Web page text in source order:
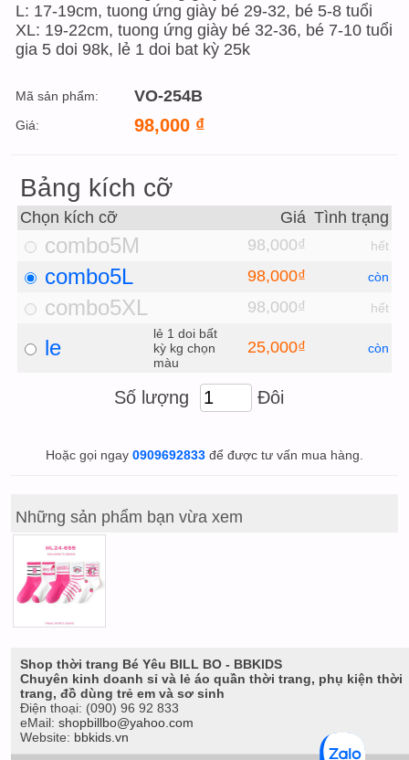
L: 17-19cm, tuong ứng giày bé 29-32, bé 5-8 tuổi
XL: 19-22cm, tuong ứng giày bé 32-36, bé 7-10 tuổi
gia 5 doi 98k, lẻ 1 doi bat kỳ 25k
Mã sản phẩm: VO-254B
Giá: 98,000₫
Bảng kích cỡ
Chọn kích cỡ Giá Tình trạng
combo5M 98,000₫ hết
combo5L 98,000₫ còn
combo5XL 98,000₫ hết
le
lẻ 1 doi bất
kỳ kg chọn
màu
25,000₫ còn
Số lượng Đôi
Hoặc gọi ngay 0909692833để được tư vấn mua hàng.
Những sản phẩm bạn vừa xem
Shop thời trang Bé Yêu BILL BO - BBKIDS
Chuyên kinh doanh sỉ và lẻ áo quần thời trang, phụ kiện thời
trang, đồ dùng trẻ em và sơ sinh
Điện thoại: (090) 96 92 833
eMail: shopbillbo@yahoo.com
Website: bbkids.vn